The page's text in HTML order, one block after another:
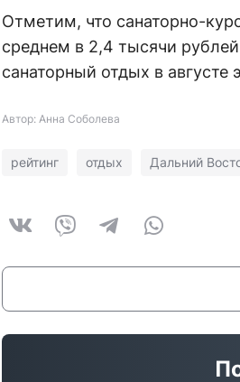
Отметим, что санаторно-
среднем в 2,4 тысячи рублей
санаторный отдых в августе
Автор: Анна Соболева
рейтинг отдых Дальний